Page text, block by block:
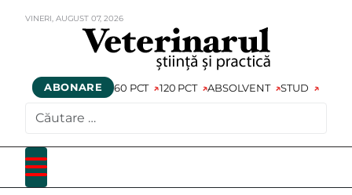
VINERI, AUGUST 07,2026
ABONARE 60 PCT 120 PCT ABSOLVENT STUD